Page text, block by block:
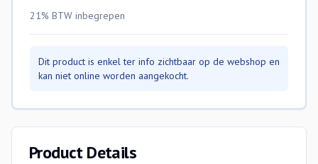
21% BTW inbegrepen
Dit product is enkel ter info zichtbaar op de webshop en
kan niet online worden aangekocht.
Product Details